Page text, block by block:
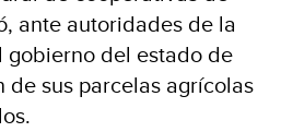
ante autoridades de la
gobierno del estado de
sus parcelas agrícolas